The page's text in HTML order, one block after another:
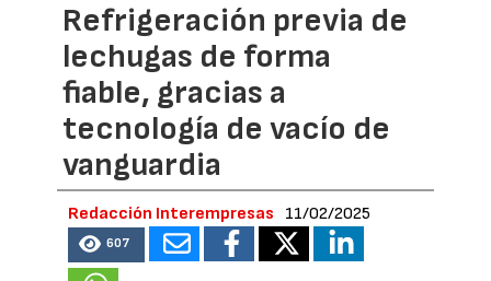
Refrigeración previa de
lechugas de forma
fiable, gracias a
tecnología de vacío de
vanguardia
Redacción Interempresas 11/02/2025
607